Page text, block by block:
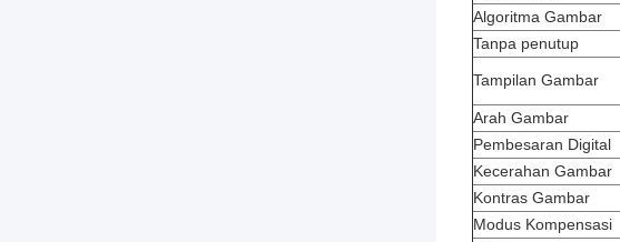
Algoritma Gambar
Tanpa penutup
Tampilan Gambar
Arah Gambar
Pembesaran Digital
Kecerahan Gambar
Kontras Gambar
Modus Kompensasi